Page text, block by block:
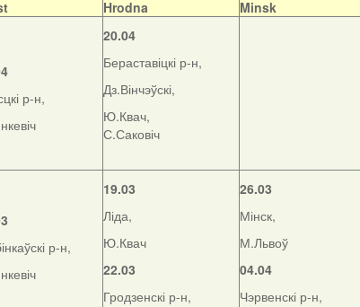
Hrodna
Minsk
р-н,
20.04
Бераставіцкі р-н,
Дз.Вінчэўскі,
Ю.Квач,
С.Саковіч
р-н,
19.03
Ліда,
Ю.Квач
22.03
Гродзенскі р-н,
26.03
Мінск,
М.Львоў
04.04
Чэрвенскі р-н,